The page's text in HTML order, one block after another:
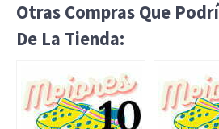
Otras Compras Que
De La Tienda: